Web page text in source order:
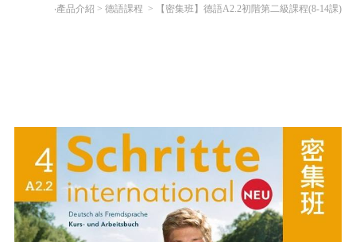
‧產品介紹 >德語課程 > 【密集班】德語A2.2初階第二級課程(8-14課)